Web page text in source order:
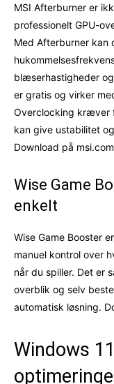
MSI Afterburner er
professionelt GPU-
Med Afterburner kan
blæserhastigheder
er gratis og virker
Overclocking kræver
kan give ustabilitet
Download på
Wise Game
enkelt
Wise Game Booster
manuel kontrol over
når du spiller. Det er
overblik og selv
automatisk løsning.
Windows